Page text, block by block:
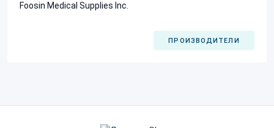
Foosin Medical Supplies Inc.
ПРОИЗВОДИТЕЛИ